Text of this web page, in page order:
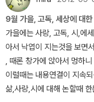
에만 찍은 것인가. 나는 절망
각일 수 있지만 미안하게도
해서다.'나'는 계단 위에 오
이 희망인데 무엇이 내려가
에 계단 그 자체다. 그 위태
내리는 인간의 편리의 산물
지 끝까지 올라야 하는 것이
리뷰 (우리 부모도 아이들도
릴적 기억 속에 자리하고 있
지금의 아이들에겐 생소한
향력이 가진 백희나님이 재
있어 정말 고마웠던 책이
을 보는 것 같고 반가웠고 반
이하고 재미있는 목욕탕을
에 내놓은 신작에서는 동경
있어 눈길을 끈다. 카페에서
기들이 어떤 향기를 품고 동
득 궁금해진다. 시인은
를 만나게 될 때마다 떠오르
아름다운 말을 쓰게 되었나
것을 생각해보게 되는 것이
9월 가을, 고독, 세상에 대
가을에는 사랑, 고독, 시,에
아서 낙엽이 지는것을 보면
, 때론 창가에 앉아서 멍하
이럴때는 내용연결이 지속
삶,사랑,시에 대해 논할때